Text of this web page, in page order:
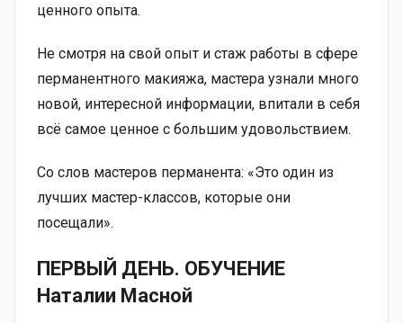
ценного опыта.
Не смотря на свой опыт и стаж работы в сфере
перманентного макияжа, мастера узнали много
новой, интересной информации, впитали в себя
всё самое ценное с большим удовольствием.
Со слов мастеров перманента: «Это один из
лучших мастер-классов, которые они
посещали».
ПЕРВЫЙ ДЕНЬ. ОБУЧЕНИЕ
Наталии Масной